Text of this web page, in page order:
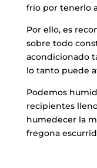
frío por tenerlo
Por ello, es
sobre todo
acondicionado
lo tanto puede
Podemos
recipientes
humedecer la
fregona